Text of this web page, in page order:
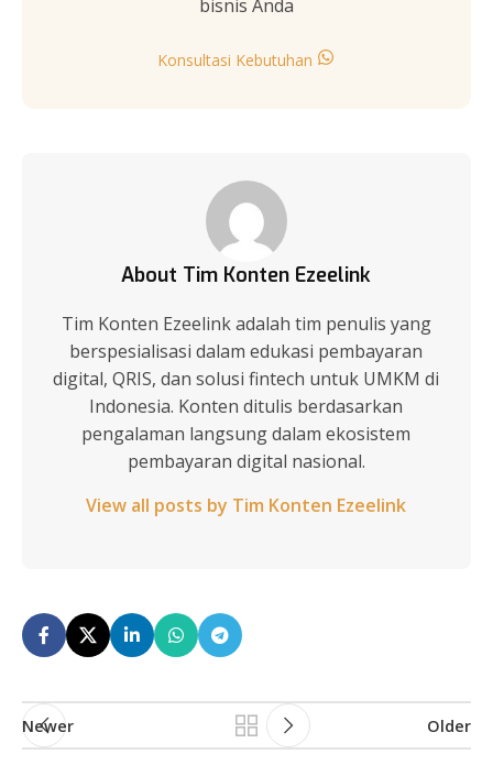
bisnis Anda
Konsultasi Kebutuhan
About Tim Konten Ezeelink
Tim Konten Ezeelink adalah tim penulis yang
berspesialisasi dalam edukasi pembayaran
digital, QRIS, dan solusi fintech untuk UMKM di
Indonesia. Konten ditulis berdasarkan
pengalaman langsung dalam ekosistem
pembayaran digital nasional.
View all posts by Tim Konten Ezeelink
Newer Older